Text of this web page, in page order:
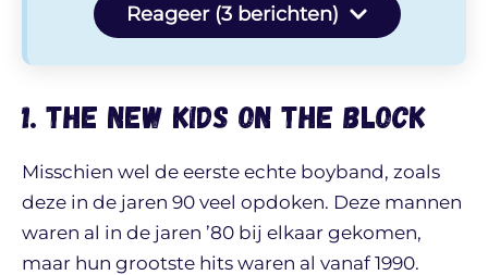
Reageer (3 berichten)
1. The New Kids On the Block
Misschien wel de eerste echte boyband, zoals
deze in de jaren 90 veel opdoken. Deze mannen
waren al in de jaren ’80 bij elkaar gekomen,
maar hun grootste hits waren al vanaf 1990.